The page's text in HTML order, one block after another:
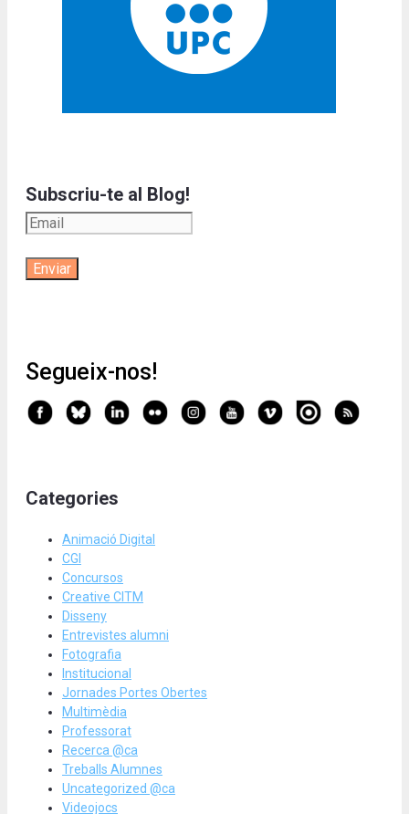
Subscriu-te al Blog!
Segueix-nos!
Categories
Animació Digital
CGI
Concursos
Creative CITM
Disseny
Entrevistes alumni
Fotografia
Institucional
Jornades Portes Obertes
Multimèdia
Professorat
Recerca @ca
Treballs Alumnes
Uncategorized @ca
Videojocs